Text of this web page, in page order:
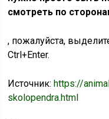
смотреть по
, пожалуйста,
Ctrl+Enter.
Источник:https://
skolopendra.html